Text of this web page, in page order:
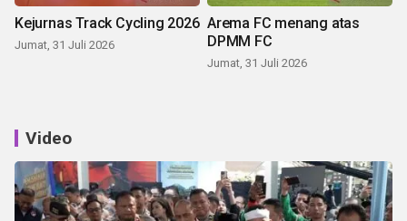
Kejurnas Track Cycling 2026
Jumat, 31 Juli 2026
Arema FC menang atas
DPMM FC
Jumat, 31 Juli 2026
Video